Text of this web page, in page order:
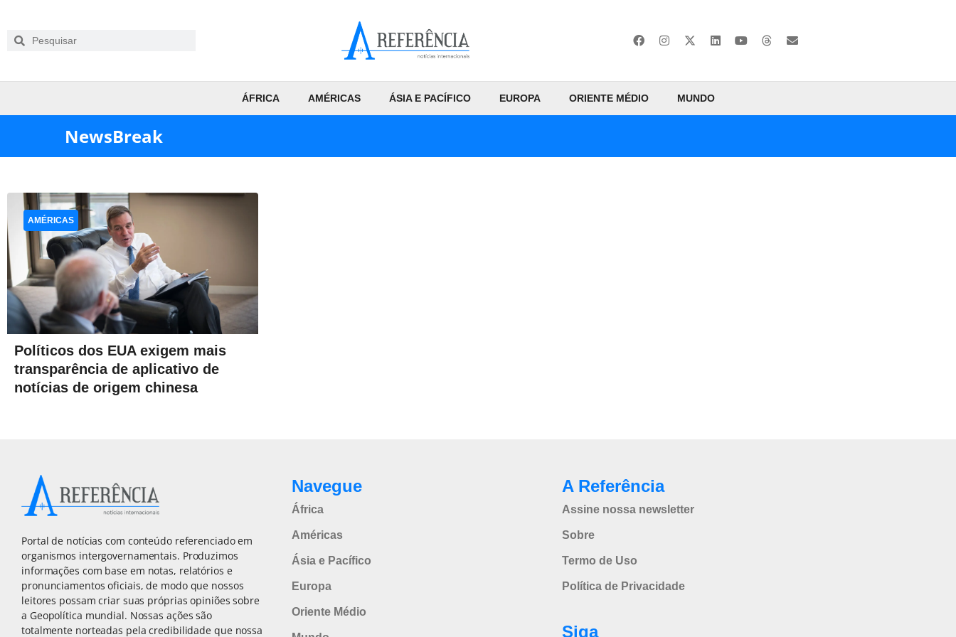
ÁFRICA AMÉRICAS ÁSIA E PACÍFICO EUROPA ORIENTE MÉDIO MUNDO
NewsBreak
Políticos dos EUA exigem mais
transparência de aplicativo de
notícias de origem chinesa
AMÉRICAS
Portal de notícias com conteúdo referenciado em
organismos intergovernamentais. Produzimos
informações com base em notas, relatórios e
pronunciamentos oficiais, de modo que nossos
leitores possam criar suas próprias opiniões sobre
a Geopolítica mundial. Nossas ações são
totalmente norteadas pela credibilidade que nossa
Navegue
África
Américas
Ásia e Pacífico
Europa
Oriente Médio
A Referência
Assine nossa newsletter
Sobre
Termo de Uso
Política de Privacidade
Siga